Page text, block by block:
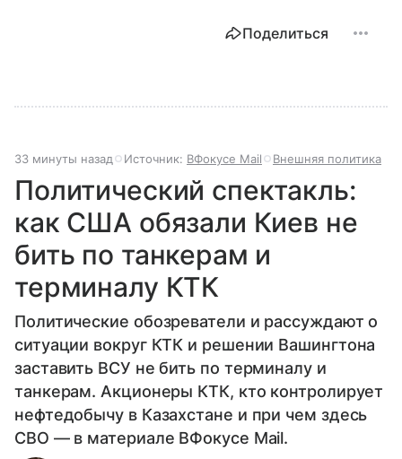
Поделиться
33 минуты назад Источник: ВФокусе Mail Внешняя политика
Политический спектакль:
как США обязали Киев не
бить по танкерам и
терминалу КТК
Политические обозреватели и рассуждают о
ситуации вокруг КТК и решении Вашингтона
заставить ВСУ не бить по терминалу и
танкерам. Акционеры КТК, кто контролирует
нефтедобычу в Казахстане и при чем здесь
СВО — в материале ВФокусе Mail.